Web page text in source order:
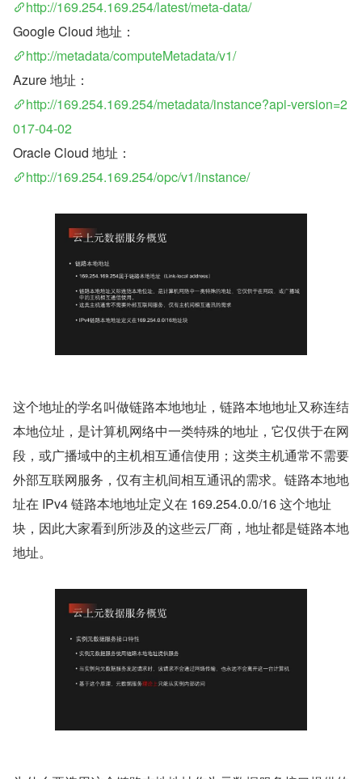
http://169.254.169.254/latest/meta-data/
Google Cloud 地址：
http://metadata/computeMetadata/v1/
Azure 地址：
http://169.254.169.254/metadata/instance?api-version=2
017-04-02
Oracle Cloud 地址：
http://169.254.169.254/opc/v1/instance/
这个地址的学名叫做链路本地地址，链路本地地址又称连结
本地位址，是计算机网络中一类特殊的地址，它仅供于在网
段，或广播域中的主机相互通信使用；这类主机通常不需要
外部互联网服务，仅有主机间相互通讯的需求。链路本地地
址在 IPv4 链路本地地址定义在 169.254.0.0/16 这个地址
块，因此大家看到所涉及的这些云厂商，地址都是链路本地
地址。